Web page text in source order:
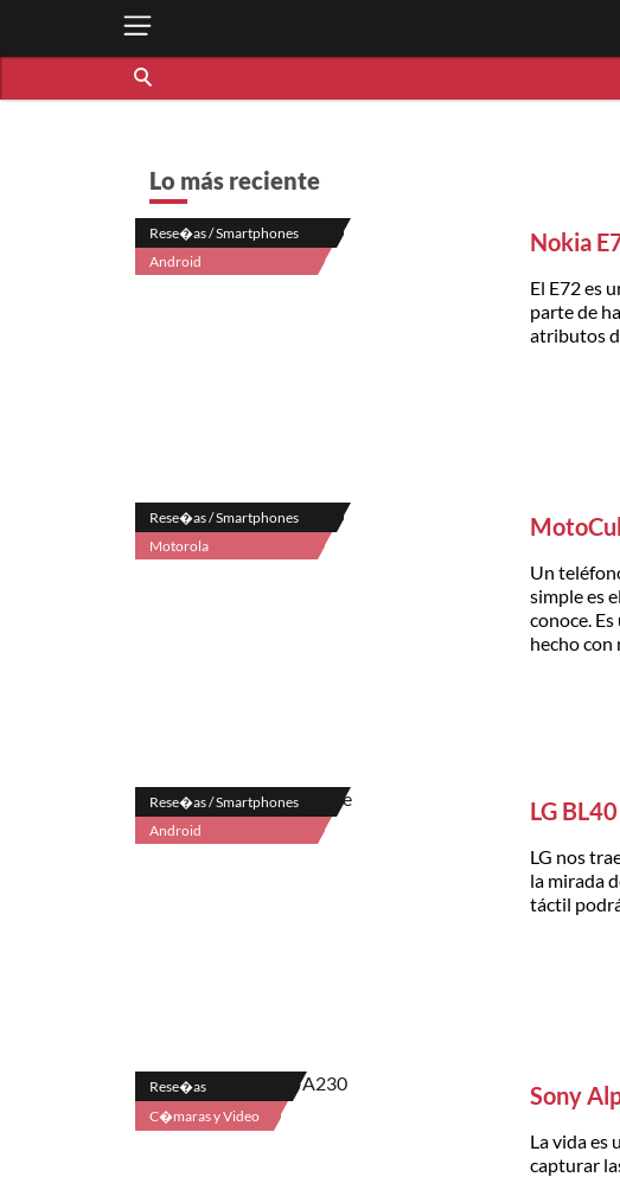
Lo más reciente
Rese�as / Smartphones
Android
Nokia
El E72 es
parte de
atributos
Rese�as / Smartphones
Motorola
Un
simple es
conoce.
hecho con
Rese�as / Smartphones
Android
LG
LG nos
la mirada
táctil
Rese�as
C�maras y Video
Sony
La vida es
capturar